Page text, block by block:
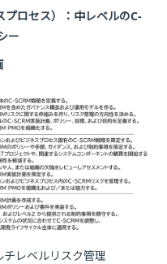
プロセス）：中レベルのC-
ー
チレベルリスク管理